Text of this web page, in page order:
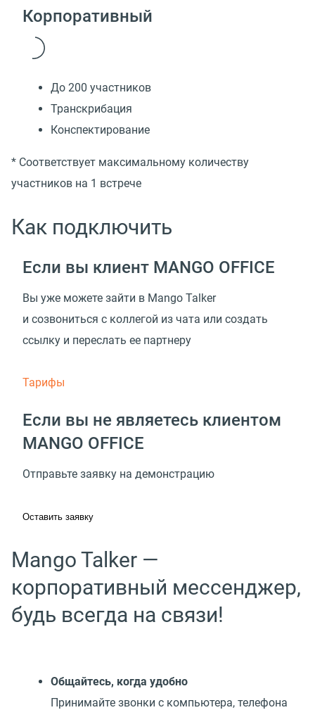
Корпоративный
До 200 участников
Транскрибация
Конспектирование
* Соответствует максимальному количеству
участников на 1 встрече
Как подключить
Если вы клиент MANGO OFFICE
Вы уже можете зайти в Mango Talker
и созвониться с коллегой из чата или создать
ссылку и переслать ее партнеру
Тарифы
Если вы не являетесь клиентом
MANGO OFFICE
Отправьте заявку на демонстрацию
Оставить заявку
Mango Talker —
корпоративный мессенджер,
будь всегда на связи!
Общайтесь, когда удобно
Принимайте звонки с компьютера, телефона